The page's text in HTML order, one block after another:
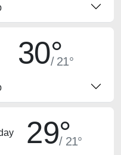
30°/ 21°
29°/ 21°